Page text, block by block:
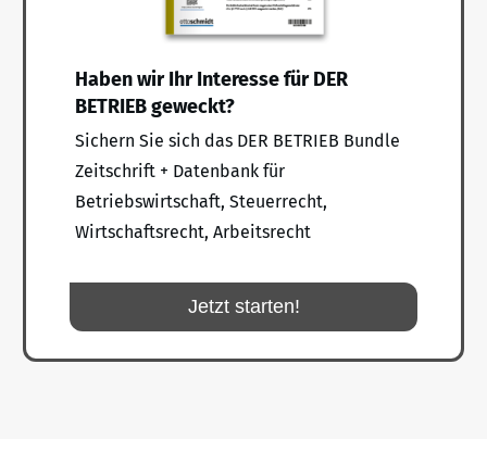
Haben wir Ihr Interesse für DER
BETRIEB geweckt?
Sichern Sie sich das DER BETRIEB Bundle
Zeitschrift + Datenbank für
Betriebswirtschaft, Steuerrecht,
Wirtschaftsrecht, Arbeitsrecht
Jetzt starten!